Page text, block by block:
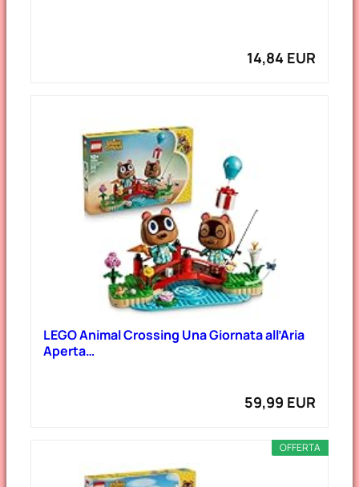
14,84 EUR
LEGO Animal Crossing Una Giornata all’Aria
Aperta…
59,99 EUR
OFFERTA